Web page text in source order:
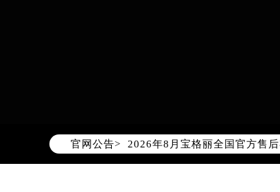
官网公告>
宝格丽官方全国统一服务热线
2026年8月宝格丽售后服务中